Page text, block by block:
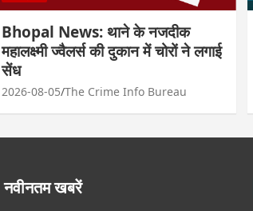
Bhopal News: थाने के नजदीक
महालक्ष्मी ज्वैलर्स की दुकान में चोरों ने लगाई
सेंध
2026-08-05 The Crime Info Bureau
नवीनतम खबरें